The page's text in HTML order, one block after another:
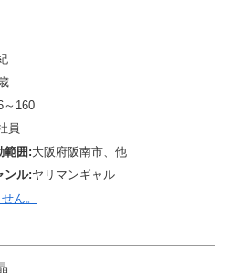
～160
員
範囲:大阪府阪南市、他
ンル:ヤリマンギャル
ん。